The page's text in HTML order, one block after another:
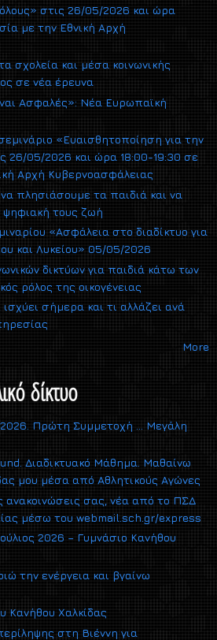
στις 26/05/2026 και ώρα
με την Εθνική Αρχή
σχολεία και μέσα κοινωνικής
σε νέα έρευνα
Ασφαλές»: Νέα Ευρωπαϊκή
«Ευαισθητοποίηση για την
26/05/2026 και ώρα 18:00-19:30 σε
Αρχή Κυβερνοασφάλειας
πλησιάσουμε τα παιδιά και να
ψηφιακή τους ζωή
«Ασφάλεια στο διαδίκτυο για
και Λυκείου» 05/05/2026
δικτύων για παιδιά κάτω των
ρόλος της οικογένειας
σήμερα και τι αλλάζει ανά
More
δίκτυο
Πρώτη Συμμετοχή … Μεγάλη
Διαδικτυακό Μάθημα. Μαθαίνω
μου μέσα από Αθλητικούς Αγώνες
ανακοινώσεις σας, νέα από το ΠΣΔ
μέσω του webmail.sch.gr/express
2026 – Γυμνάσιο Κανήθου
την ενέργεια και βγαίνω
Κανήθου Χαλκίδας
στη Βιέννη για